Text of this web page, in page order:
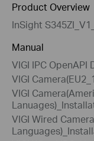
Product Overview
InSight
Manual
VIGI IPC OpenAPI
VIGI
VIGI
VIGI Wired